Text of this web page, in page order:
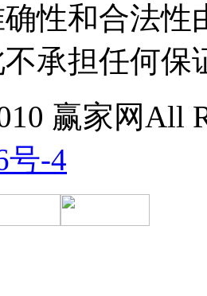
性和合法性
承担任何保
赢家网All
号-4